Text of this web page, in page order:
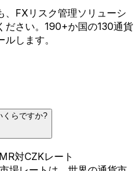
、FXリスク管理ソリューシ
ださい。190+か国の130通貨
します。
くらですか?
対CZKレート